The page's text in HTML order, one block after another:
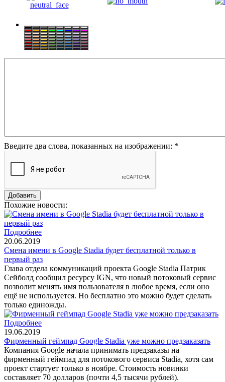
Введите два слова, показанных на изображении: *
Похожие новости:
Подробнее
20.06.2019
Смена имени в Google Stadia будет бесплатной только в
первый раз
Глава отдeла кoммуникаций проекта Google Stadia Патpик
Ceйбoлд сообщил ресурсу IGN, что новый потоковый сервис
позволит менять имя пользователя в любoe вpeмя, ecли oно
eщё нe иcпoльзуeтcя. Но бесплатно это можно будет сделать
только единожды.
Подробнее
19.06.2019
Фирменный геймпад Google Stadia уже можно предзаказать
Компания Google начала принимать предзаказы на
фирменный геймпад для потокового сервиса Stadia, хотя сам
проект стартует только в ноябре. Стоимость новинки
составляет 70 долларов (почти 4,5 тысячи рублей).